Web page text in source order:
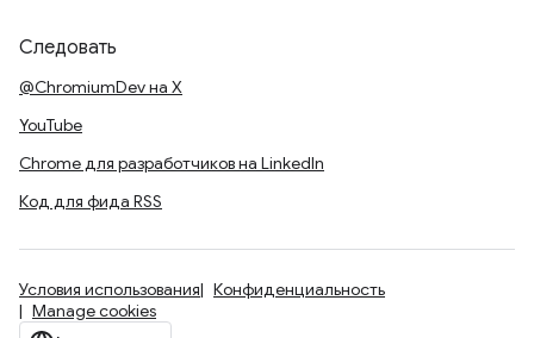
Следовать
@ChromiumDev на X
YouTube
Chrome для разработчиков на LinkedIn
Код для фида RSS
Условия использования
Конфиденциальность
Manage cookies